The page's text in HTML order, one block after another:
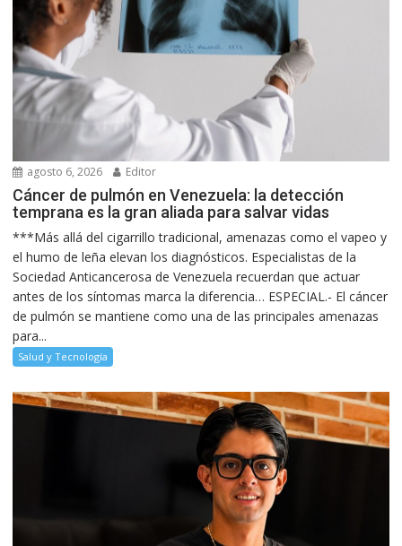
agosto 6, 2026 Editor
Cáncer de pulmón en Venezuela: la detección
temprana es la gran aliada para salvar vidas
***Más allá del cigarrillo tradicional, amenazas como el vapeo y
el humo de leña elevan los diagnósticos. Especialistas de la
Sociedad Anticancerosa de Venezuela recuerdan que actuar
antes de los síntomas marca la diferencia… ESPECIAL.- El cáncer
de pulmón se mantiene como una de las principales amenazas
para...
Salud y Tecnología